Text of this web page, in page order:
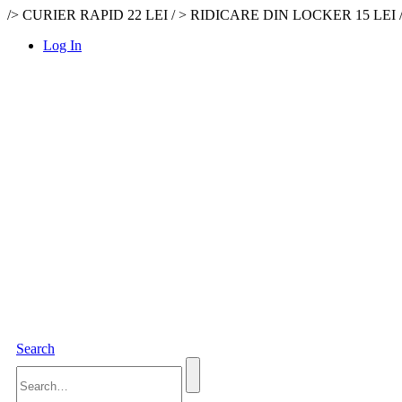
/> CURIER RAPID 22 LEI / > RIDICARE DIN LOCKER 15 LEI
Log In
Search